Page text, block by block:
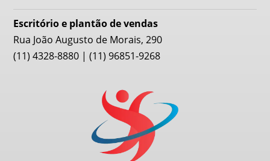
Escritório e plantão de vendas
Rua João Augusto de Morais, 290
(11) 4328-8880 | (11) 96851-9268